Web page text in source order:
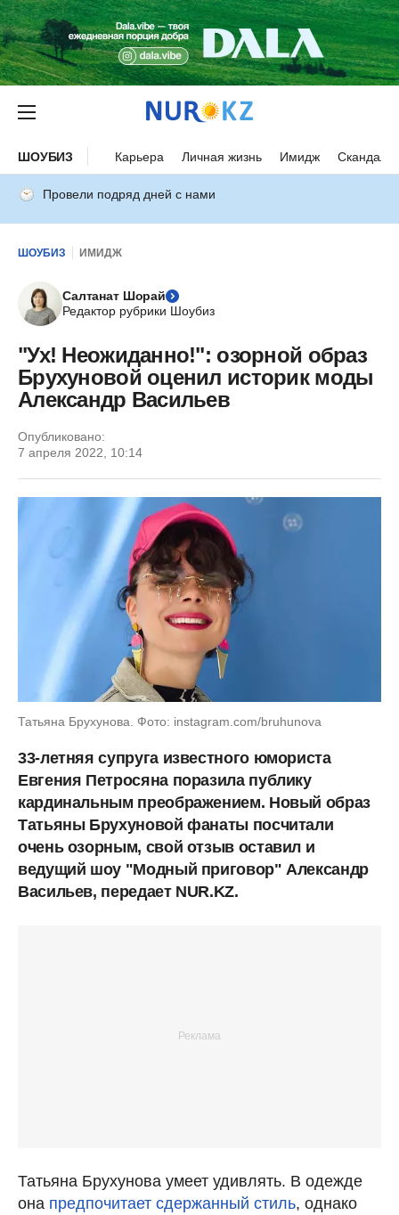
ШОУБИЗ Карьера Личная жизнь Имидж Скандалы
Провели подряд дней с нами
ШОУБИЗ ИМИДЖ
Салтанат Шорай
Редактор рубрики Шоубиз
"Ух! Неожиданно!": озорной образ
Брухуновой оценил историк моды
Александр Васильев
Опубликовано:
7 апреля 2022, 10:14
Татьяна Брухунова. Фото: instagram.com/bruhunova
33-летняя супруга известного юмориста
Евгения Петросяна поразила публику
кардинальным преображением. Новый образ
Татьяны Брухуновой фанаты посчитали
очень озорным, свой отзыв оставил и
ведущий шоу "Модный приговор" Александр
Васильев, передает NUR.KZ.
Татьяна Брухунова умеет удивлять. В одежде
она предпочитает сдержанный стиль, однако